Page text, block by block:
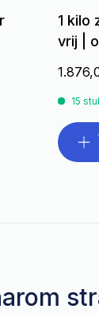
1 kilo
vrij |
15